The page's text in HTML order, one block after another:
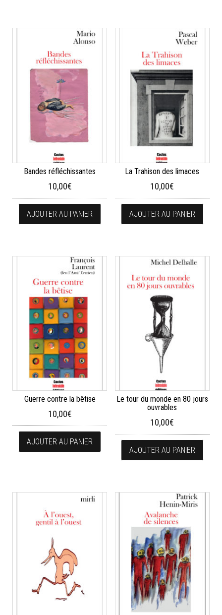
Bandes réfléchissantes
10,00€
AJOUTER AU PANIER
La Trahison des limaces
10,00€
AJOUTER AU PANIER
Guerre contre la bêtise
10,00€
AJOUTER AU PANIER
Le tour du monde en 80 jours
ouvrables
10,00€
AJOUTER AU PANIER